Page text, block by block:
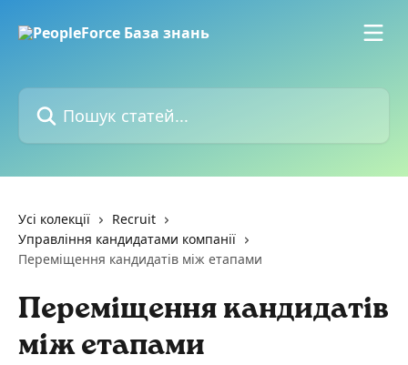
Пошук статей...
Усі колекції
Recruit
Управління кандидатами компанії
Переміщення кандидатів між етапами
Переміщення кандидатів
між етапами